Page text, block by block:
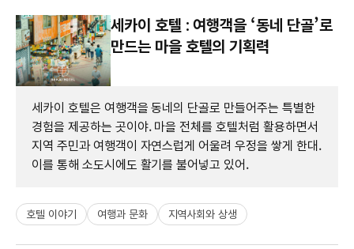
세카이 호텔 : 여행객을 ‘동네 단골’로
만드는 마을 호텔의 기획력
세카이 호텔은 여행객을 동네의 단골로 만들어주는 특별한
경험을 제공하는 곳이야. 마을 전체를 호텔처럼 활용하면서
지역 주민과 여행객이 자연스럽게 어울려 우정을 쌓게 한대.
이를 통해 소도시에도 활기를 불어넣고 있어.
호텔 이야기 여행과 문화 지역사회와 상생